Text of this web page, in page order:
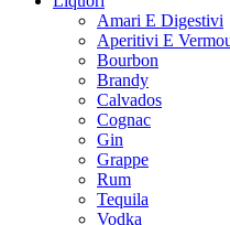
Amari E Digestivi
Aperitivi E
Bourbon
Brandy
Calvados
Cognac
Gin
Grappe
Rum
Tequila
Vodka